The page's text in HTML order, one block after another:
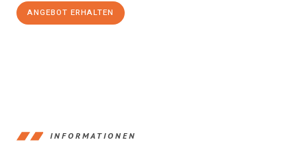
ANGEBOT ERHALTEN
INFORMATIONEN